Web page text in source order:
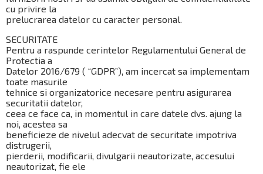
cu privire la
prelucrarea datelor cu caracter personal.
SECURITATE
Pentru a raspunde cerintelor Regulamentului General de
Protectia a
Datelor 2016/679 ( “GDPR”), am incercat sa implementam
toate masurile
tehnice si organizatorice necesare pentru asigurarea
securitatii datelor,
ceea ce face ca, in momentul in care datele dvs. ajung la
noi, acestea sa
beneficieze de nivelul adecvat de securitate impotriva
distrugerii,
pierderii, modificarii, divulgarii neautorizate, accesului
neautorizat, fie ele